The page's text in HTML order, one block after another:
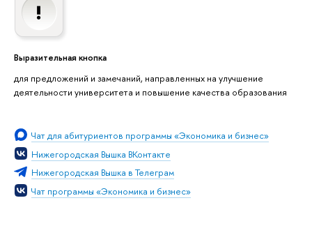
Выразительная кнопка
для предложений и замечаний, направленных на улучшение
деятельности университета и повышение качества образования
Чат для абитуриентов программы «Экономика и бизнес»
Нижегородская Вышка ВКонтакте
Нижегородская Вышка в Телеграм
Чат программы «Экономика и бизнес»